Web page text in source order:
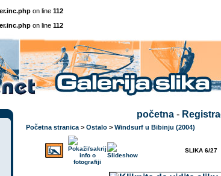
on line 112
on line 112
početna-
Početna stranica > Ostalo > Windsurf u Bibinju (2004)
SLIKA 6/27